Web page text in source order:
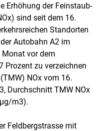
Erhöhung der Feinstaub-
sind seit dem 16.
Standorten
Autobahn A2 im
vor dem
Prozent zu verzeichnen
NOx vom 16.
Durchschnitt TMW NOx
m3).
Feldbergstrasse mit